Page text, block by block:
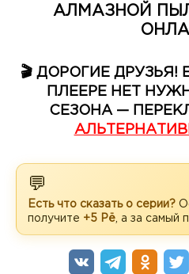
АЛМАЗНОЙ
🎬 ДОРОГИЕ
ПЛЕЕРЕ НЕТ
СЕЗОНА —
💬
Есть что сказать о серии?
получите +5 Рё , а за самый